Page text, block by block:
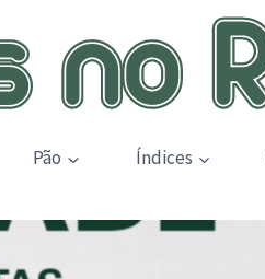
Pão Índices